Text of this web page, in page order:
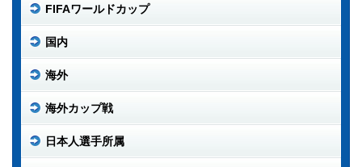
FIFAワールドカップ
国内
海外
海外カップ戦
日本人選手所属